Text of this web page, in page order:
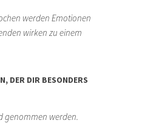
werden Emotionen
wirken zu einem
DER DIR BESONDERS I
genommen werden.